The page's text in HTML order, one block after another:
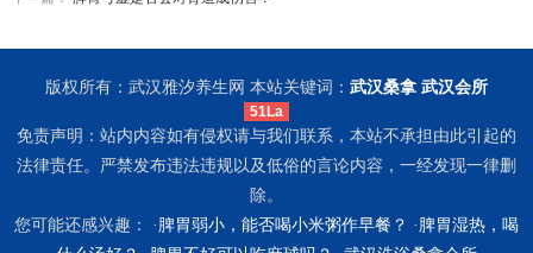
版权所有：武汉雅汐养生网 本站关键词： 武汉桑拿 武汉会所
51La
免责声明：站内内容如有侵权请与我们联系，本站不承担由此引起的
法律责任。严禁发布违法违规以及低俗的言论内容，一经发现一律删
除。
您可能还感兴趣： · 脾胃弱小，能否喝小米粥作早餐？ · 脾胃湿热，喝